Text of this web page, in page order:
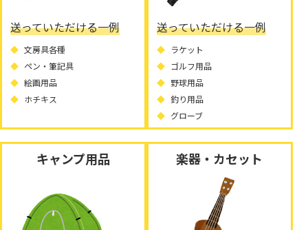
送っていただける一例
文房具各種
ペン・筆記具
絵画用品
ホチキス
送っていただける一例
ラケット
ゴルフ用品
野球用品
釣り用品
グローブ
キャンプ用品 楽器・カセット